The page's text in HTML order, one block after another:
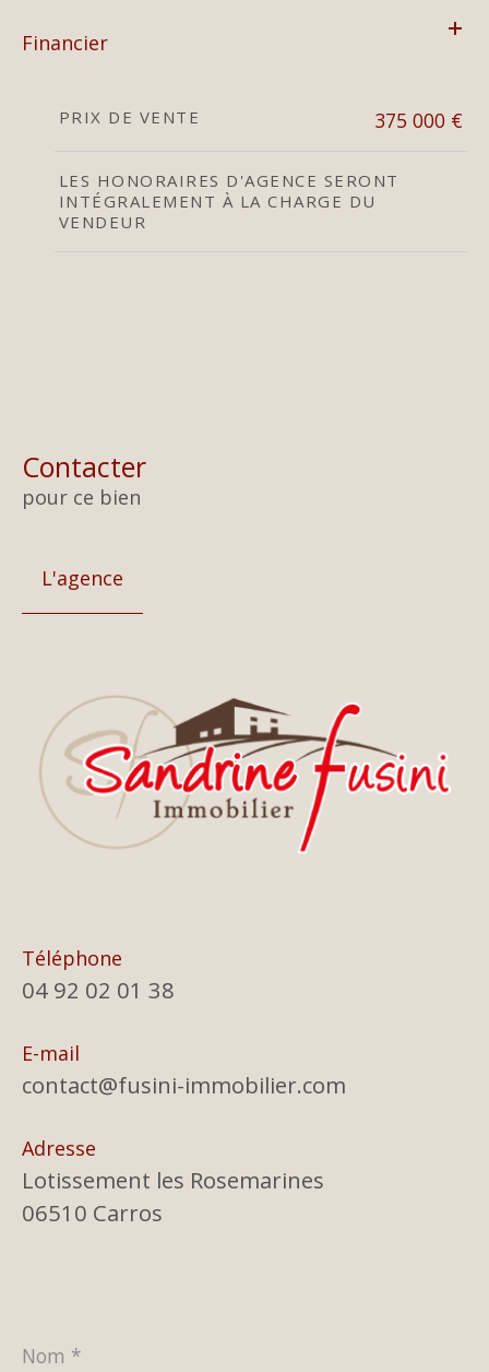
Financier
PRIX DE VENTE 375 000 €
LES HONORAIRES D'AGENCE SERONT
INTÉGRALEMENT À LA CHARGE DU
VENDEUR
Contacter
pour ce bien
L'agence
Téléphone
04 92 02 01 38
E-mail
contact@fusini-immobilier.com
Adresse
Lotissement les Rosemarines
06510 Carros
*